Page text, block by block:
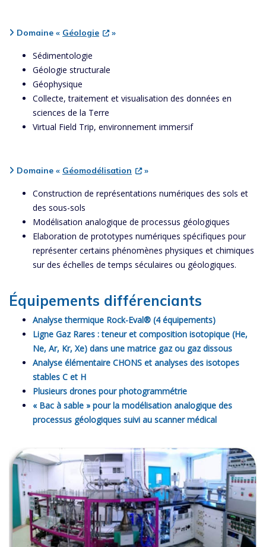
Domaine « Géologie »
Sédimentologie
Géologie structurale
Géophysique
Collecte, traitement et visualisation des données en
sciences de la Terre
Virtual Field Trip, environnement immersif
Domaine « Géomodélisation »
Construction de représentations numériques des sols et
des sous-sols
Modélisation analogique de processus géologiques
Elaboration de prototypes numériques spécifiques pour
représenter certains phénomènes physiques et chimiques
sur des échelles de temps séculaires ou géologiques.
Équipements différenciants
Analyse thermique Rock-Eval® (4 équipements)
Ligne Gaz Rares : teneur et composition isotopique (He,
Ne, Ar, Kr, Xe) dans une matrice gaz ou gaz dissous
Analyse élémentaire CHONS et analyses des isotopes
stables C et H
Plusieurs drones pour photogrammétrie
« Bac à sable » pour la modélisation analogique des
processus géologiques suivi au scanner médical